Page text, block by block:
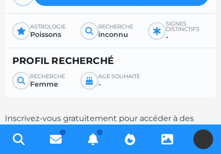
ASTROLOGIE
Poissons
RECHERCHE
inconnu
SIGNES
DISTINCTIFS
-
PROFIL RECHERCHÉ
RECHERCHE
Femme
ÂGE SOUHAITÉ
-
Inscrivez-vous gratuitement pour accéder à des
milliers de profils et multipliez les chances de
contacts en complétant votre description.